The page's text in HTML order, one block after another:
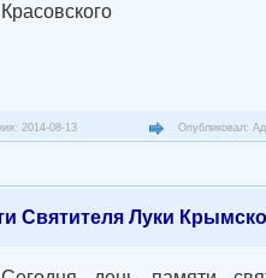
Красовского
2014-08-13 Опубликовал:
Святителя Луки